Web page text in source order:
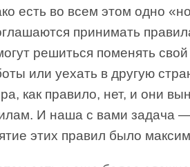
есть во всем этом одно
принимать
решиться поменять
или уехать в другую
как правило, нет, и они
И наша с вами задача —
этих правил было